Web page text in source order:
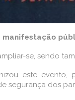
manifestação
se, sendo
este
segurança dos